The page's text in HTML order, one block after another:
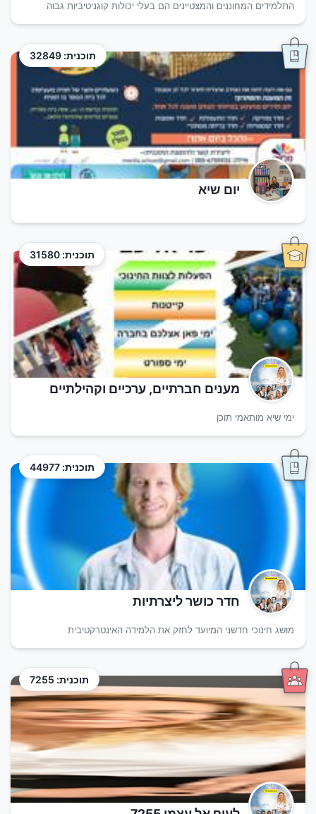
התלמידים המחוננים והמצטיינים הם בעלי יכולות קוגניטיביות גבוה
תוכנית: 32849
יום שיא
תוכנית: 31580
מענים חברתיים, ערכיים וקהילתיים
ימי שיא מותאמי תוכן
תוכנית: 44977
חדר כושר ליצרתיות
מושג חינוכי חדשני המיועד לחזק את הלמידה האינטרקטיבית
תוכנית: 7255